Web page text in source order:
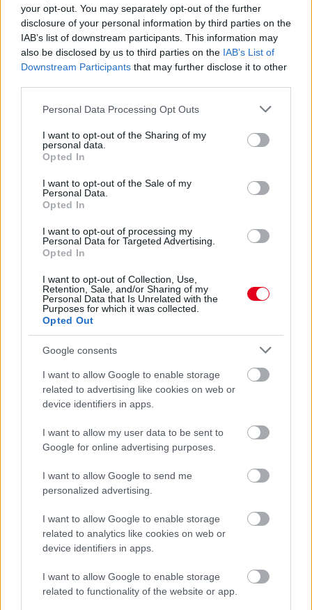
your opt-out. You may separately opt-out of the further
disclosure of your personal information by third parties on the
IAB’s list of downstream participants. This information may
also be disclosed by us to third parties on the IAB’s List of
Downstream Participants that may further disclose it to other
Please note that this website/app uses one or more Google
not limited to your visit or usage behaviour. You may click to
grant or deny consent to Google and its third-party tags to
use your data for below specified purposes in below Google
consent section.
Personal Data Processing Opt Outs
I want to opt-out of the Sharing of my
personal data.
Opted In
I want to opt-out of the Sale of my
Personal Data.
Opted In
I want to opt-out of processing my
Personal Data for Targeted Advertising.
Opted In
I want to opt-out of Collection, Use,
Retention, Sale, and/or Sharing of my
Personal Data that Is Unrelated with the
Purposes for which it was collected.
Opted Out
Google consents
I want to allow Google to enable storage
related to advertising like cookies on web or
device identifiers in apps.
I want to allow my user data to be sent to
Google for online advertising purposes.
I want to allow Google to send me
personalized advertising.
I want to allow Google to enable storage
related to analytics like cookies on web or
device identifiers in apps.
I want to allow Google to enable storage
related to functionality of the website or app.
18 órája
Óriási bevétel-visszaesést könyvelhetett el az F1 a
második negyedévben
20 órája
Kerékpáros világbajnokságra kvalifikálta magát Bottas az
1 napja
Montoya szerint Antonelli kedvessége sem segít